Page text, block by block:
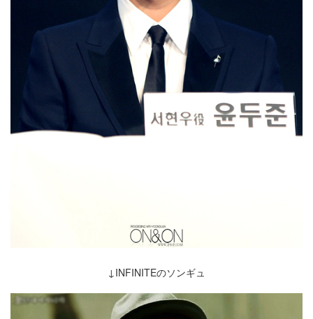
↓INFINITEのソンギュ